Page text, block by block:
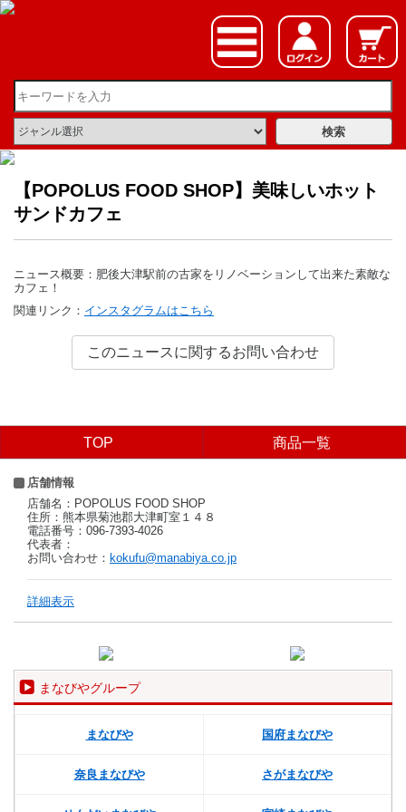
【POPOLUS FOOD SHOP】美味しいホット
サンドカフェ
ニュース概要：肥後大津駅前の古家をリノベーションして出来た素敵な
カフェ！
関連リンク： インスタグラムはこちら
TOP 商品一覧
店舗情報
店舗名：POPOLUS FOOD SHOP
住所：熊本県菊池郡大津町室１４８
電話番号：096-7393-4026
代表者：
お問い合わせ： kokufu@manabiya.co.jp
詳細表示
まなびやグループ
まなびや 国府まなびや
奈良まなびや さがまなびや